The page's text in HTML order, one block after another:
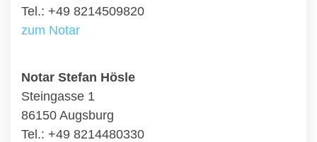
Tel.: +49 8214509820
zum Notar
Notar Stefan Hösle
Steingasse 1
86150 Augsburg
Tel.: +49 8214480330